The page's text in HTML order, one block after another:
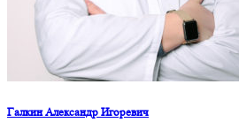
Галкин Александр Игоревич